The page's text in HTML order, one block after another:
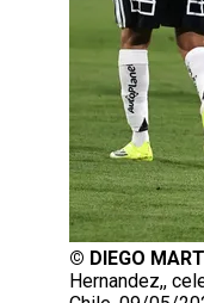
© DIEGO
Hernandez,,